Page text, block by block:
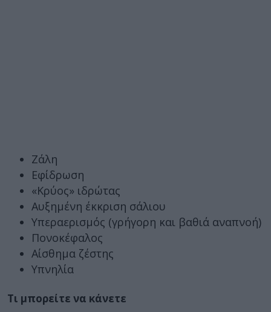
Ζάλη
Εφίδρωση
«Κρύος» ιδρώτας
Αυξημένη έκκριση σάλιου
Υπεραερισμός (γρήγορη και βαθιά αναπνοή)
Πονοκέφαλος
Αίσθημα ζέστης
Υπνηλία
Τι μπορείτε να κάνετε